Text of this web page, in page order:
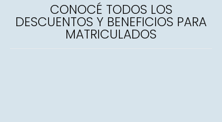
CONOCÉ TODOS LOS
DESCUENTOS Y BENEFICIOS PARA
MATRICULADOS